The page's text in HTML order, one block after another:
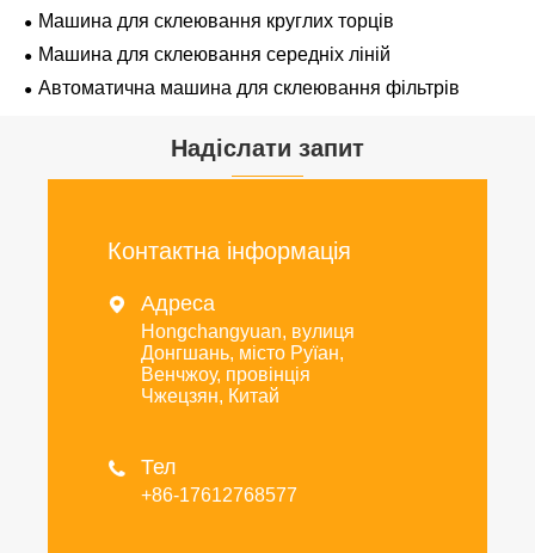
Машина для склеювання круглих торців
Машина для склеювання середніх ліній
Автоматична машина для склеювання фільтрів
Надіслати запит
Контактна інформація
 Адреса
Hongchangyuan, вулиця
Донгшань, місто Руїан,
Венчжоу, провінція
Чжецзян, Китай
 Тел
+86-17612768577